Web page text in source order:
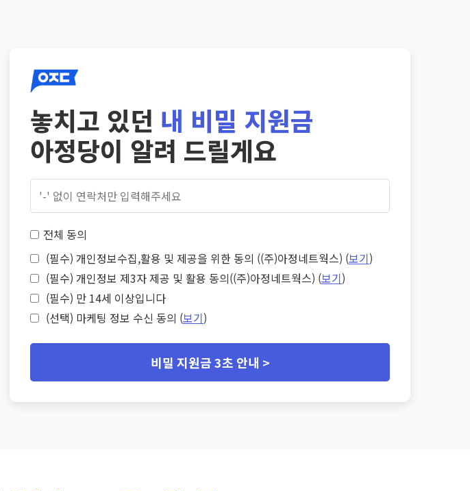
놓치고 있던 내 비밀 지원금
아정당이 알려 드릴게요
전체 동의
(필수) 개인정보수집,활용 및 제공을 위한 동의 ((주)아정네트웍스) (보기)
(필수) 개인정보 제3자 제공 및 활용 동의((주)아정네트웍스) (보기)
(필수) 만 14세 이상입니다
(선택) 마케팅 정보 수신 동의 (보기)
비밀 지원금 3초 안내 >